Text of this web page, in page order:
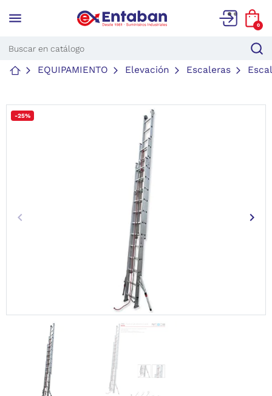
menu 0
EQUIPAMIENTO Elevación Escaleras
-25%
Anterior
keyboard_arrow_left keyboard_arrow_right